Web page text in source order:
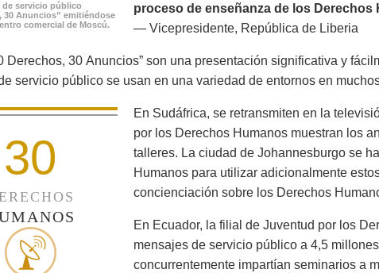
servicio público
30 Anuncios” emitiéndose
comercial de Moscú.
proceso de enseñanza de los Derechos
— Vicepresidente, República de Liberia
Derechos, 30 Anuncios” son una presentación significativa y
servicio público se usan en una variedad de entornos en
30
En Sudáfrica, se retransmiten en la
por los Derechos Humanos muestran los
talleres. La ciudad de Johannesburgo se
Humanos para utilizar adicionalmente
concienciación sobre los Derechos
En Ecuador, la filial de Juventud por los
mensajes de servicio público a 4,5
concurrentemente impartían seminarios a